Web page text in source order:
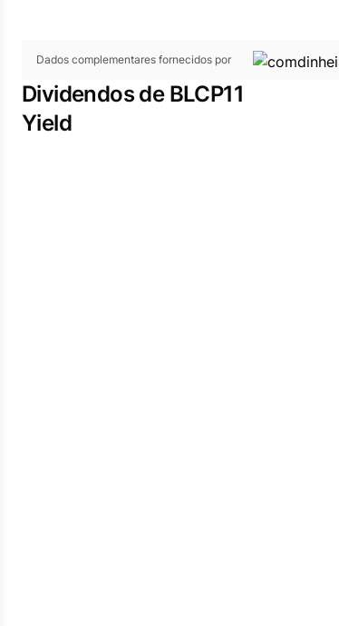
Dados complementares fornecidos por
Dividendos de BLCP11
Yield